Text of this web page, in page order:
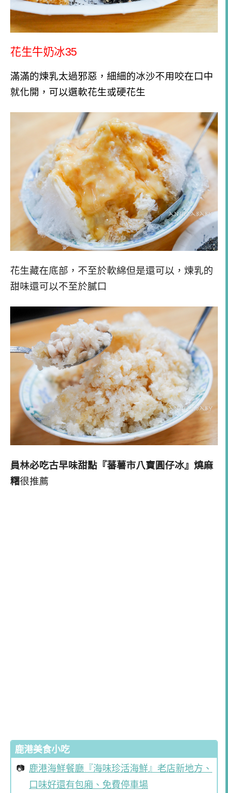
花生牛奶冰35
滿滿的煉乳太過邪惡，細細的冰沙不用咬在口中
就化開，可以選軟花生或硬花生
花生藏在底部，不至於軟綿但是還可以，煉乳的
甜味還可以不至於膩口
員林必吃古早味甜點『蕃薯市八寶圓仔冰』燒麻
糬很推薦
鹿港美食小吃
鹿港海鮮餐廳『海味珍活海鮮』老店新地方、
口味好還有包廂、免費停車場